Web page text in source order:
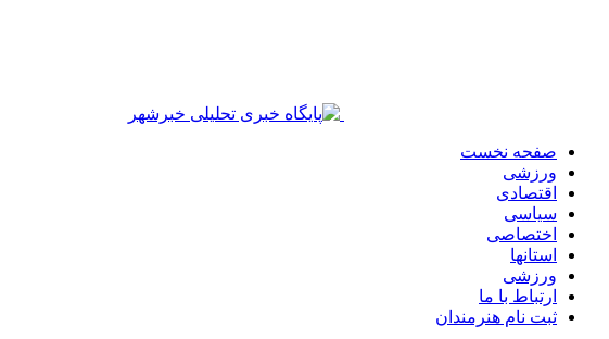
صفحه نخست
ورزشی
اقتصادی
سیاسی
اختصاصی
استانها
ورزشی
ارتباط با ما
ثبت نام هنرمندان